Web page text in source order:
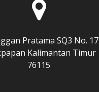
Pratama SQ3 No. 17
Kalimantan Timur
76115